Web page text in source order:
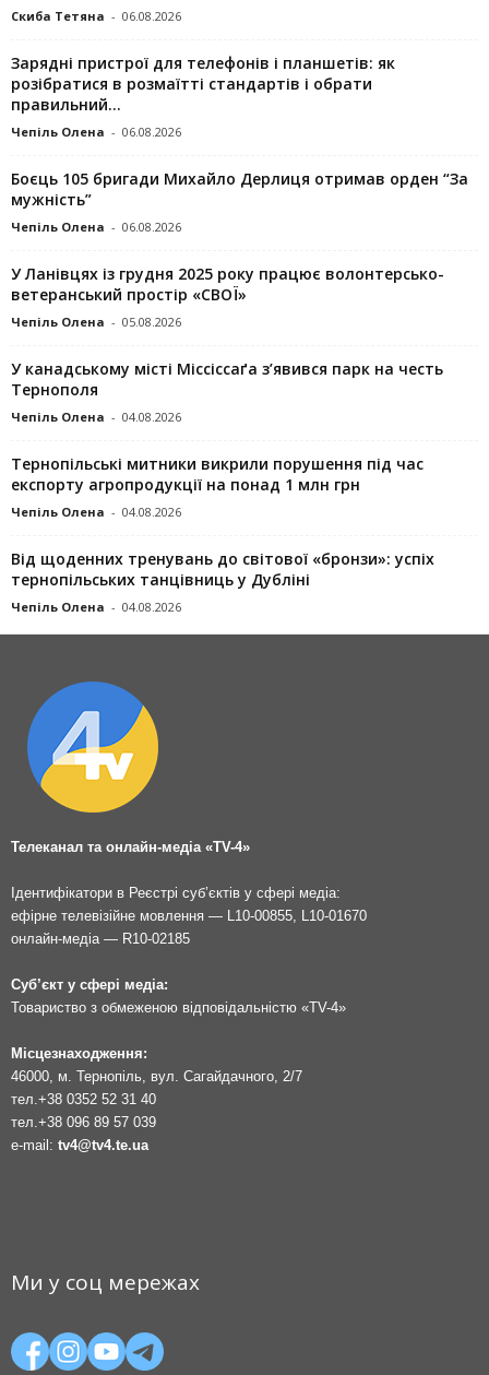
Скиба Тетяна - 06.08.2026
Зарядні пристрої для телефонів і планшетів: як
розібратися в розмаїтті стандартів і обрати
правильний...
Чепіль Олена - 06.08.2026
Боєць 105 бригади Михайло Дерлиця отримав орден “За
мужність”
Чепіль Олена - 06.08.2026
У Ланівцях із грудня 2025 року працює волонтерсько-
ветеранський простір «СВОЇ»
Чепіль Олена - 05.08.2026
У канадському місті Міссіссаґа з’явився парк на честь
Тернополя
Чепіль Олена - 04.08.2026
Тернопільські митники викрили порушення під час
експорту агропродукції на понад 1 млн грн
Чепіль Олена - 04.08.2026
Від щоденних тренувань до світової «бронзи»: успіх
тернопільських танцівниць у Дубліні
Чепіль Олена - 04.08.2026
Телеканал та онлайн-медіа «TV-4»
Ідентифікатори в Реєстрі суб’єктів у сфері медіа:
ефірне телевізійне мовлення — L10-00855, L10-01670
онлайн-медіа — R10-02185
Суб’єкт у сфері медіа:
Товариство з обмеженою відповідальністю «TV-4»
Місцезнаходження:
46000, м. Тернопіль, вул. Сагайдачного, 2/7
тел. +38 0352 52 31 40
тел. +38 096 89 57 039
e-mail: tv4@tv4.te.ua
Ми у соц мережах